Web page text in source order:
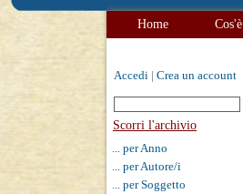
Home Cos'è
Accedi Crea un account
Scorri l'archivio
... per Anno
... per Autore/i
... per Soggetto